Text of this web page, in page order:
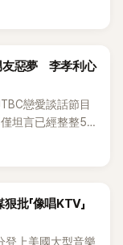
友惡夢 李孝利心
戀愛談話節目
僅坦言已經整整5
全與上一段戀情
「像唱KTV」
登上美國大型音樂